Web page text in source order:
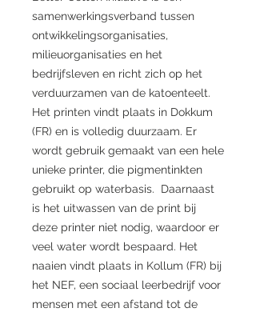
samenwerkingsverband tussen
ontwikkelingsorganisaties,
milieuorganisaties en het
bedrijfsleven en richt zich op het
verduurzamen van de katoenteelt.
Het printen vindt plaats in Dokkum
(FR) en is volledig duurzaam. Er
wordt gebruik gemaakt van een hele
unieke printer, die pigmentinkten
gebruikt op waterbasis. Daarnaast
is het uitwassen van de print bij
deze printer niet nodig, waardoor er
veel water wordt bespaard. Het
naaien vindt plaats in Kollum (FR) bij
het NEF, een sociaal leerbedrijf voor
mensen met een afstand tot de